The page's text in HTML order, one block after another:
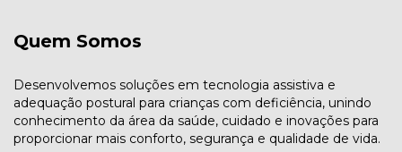
Quem Somos
Desenvolvemos soluções em tecnologia assistiva e
adequação postural para crianças com deficiência, unindo
conhecimento da área da saúde, cuidado e inovações para
proporcionar mais conforto, segurança e qualidade de vida.